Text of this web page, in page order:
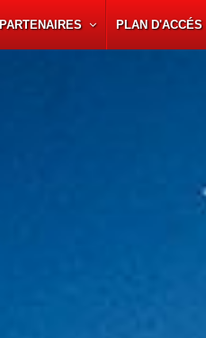
PARTENAIRES PLAN D'ACCÉS